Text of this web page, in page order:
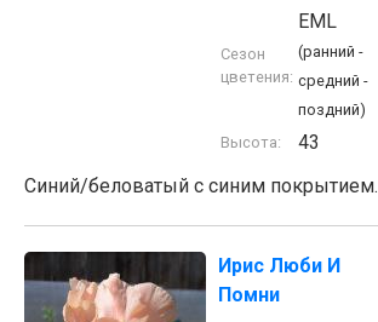
Сезон
цветения:
EML
(ранний -
средний -
поздний)
Высота:
43
Синий/беловатый с синим покрытием.
Ирис Люби И
Помни